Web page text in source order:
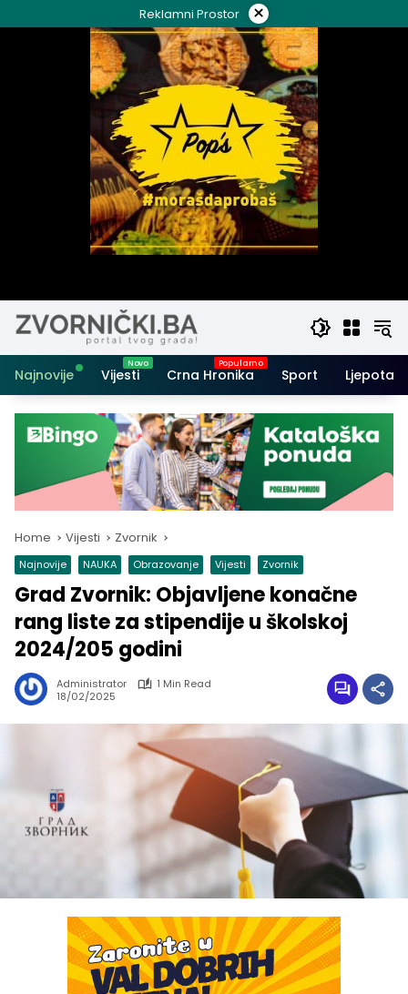
to
Reklamni Prostor ×
Najnovije Vijesti Crna Hronika Sport Ljepota i
Home Vijesti Zvornik
Najnovije NAUKA Obrazovanje Vijesti Zvornik
Grad Zvornik: Objavljene konačne
rang liste za stipendije u školskoj
2024/205 godini
Administrator
1 Min Read
18/02/2025